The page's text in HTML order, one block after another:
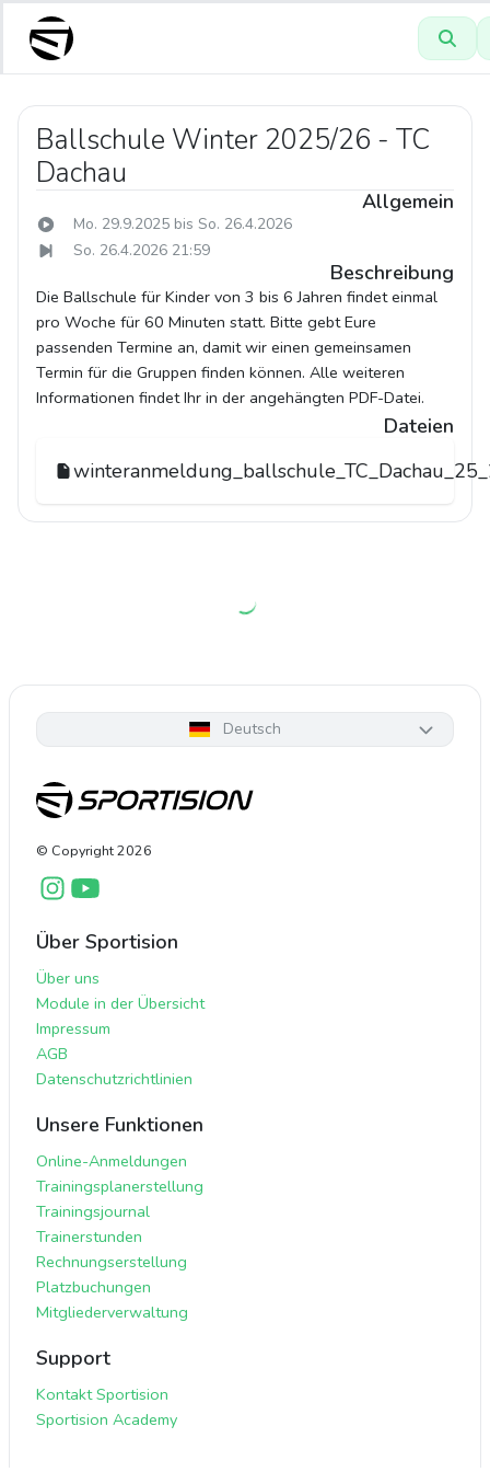
Ballschule Winter 2025/26 - TC
Dachau
Allgemein
Mo. 29.9.2025 bis So. 26.4.2026
So. 26.4.2026 21:59
Beschreibung
Die Ballschule für Kinder von 3 bis 6 Jahren findet einmal
pro Woche für 60 Minuten statt. Bitte gebt Eure
passenden Termine an, damit wir einen gemeinsamen
Termin für die Gruppen finden können. Alle weiteren
Informationen findet Ihr in der angehängten PDF-Datei.
Dateien
Deutsch
© Copyright2026
Über Sportision
Über uns
Module in der Übersicht
Impressum
AGB
Datenschutzrichtlinien
Unsere Funktionen
Online-Anmeldungen
Trainingsplanerstellung
Trainingsjournal
Trainerstunden
Rechnungserstellung
Platzbuchungen
Mitgliederverwaltung
Support
Kontakt Sportision
Sportision Academy